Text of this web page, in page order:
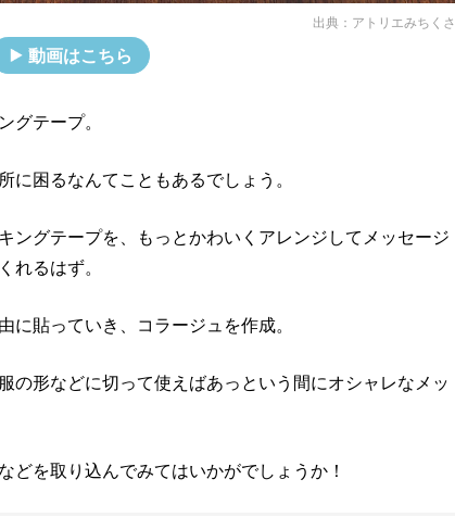
出典： アトリエみちくさ
動画はこちら
テープ。
困るなんてこともあるでしょう。
ングテープを、もっとかわいくアレンジしてメッセージ
れるはず。
貼っていき、コラージュを作成。
の形などに切って使えばあっという間にオシャレなメッ
を取り込んでみてはいかがでしょうか！